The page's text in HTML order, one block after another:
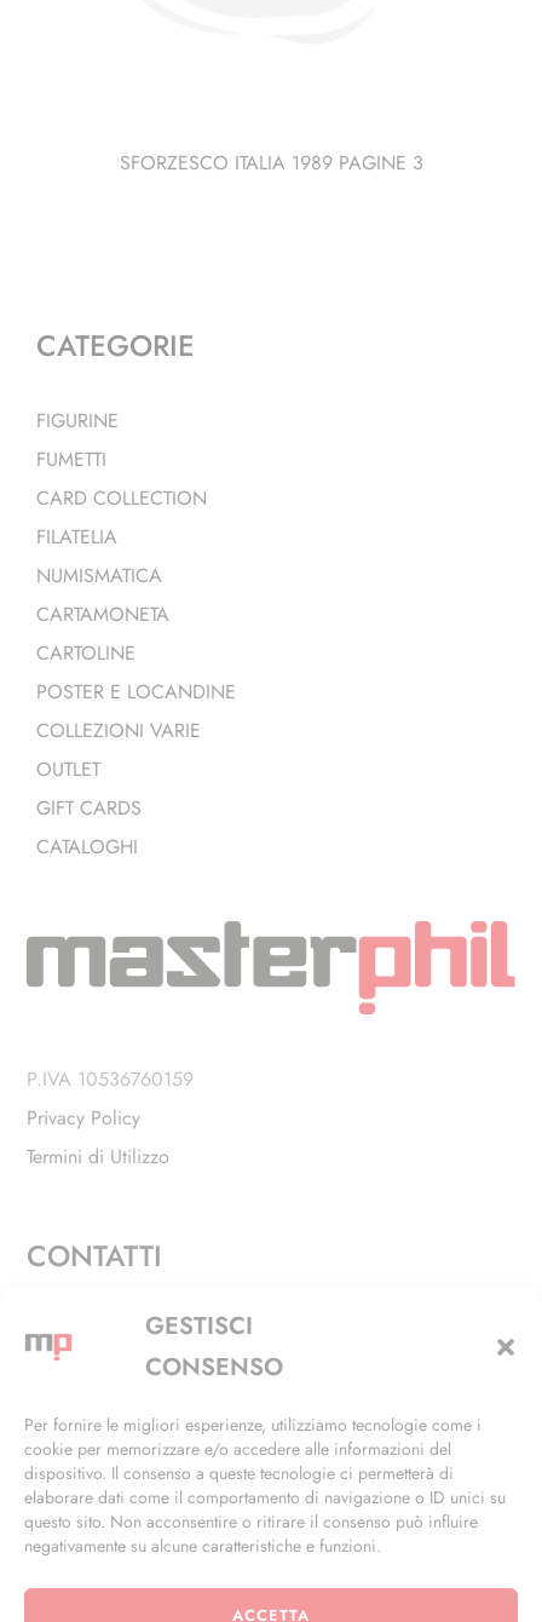
GESTISCI
CONSENSO
Per fornire le migliori esperienze, utilizziamo tecnologie come i
cookie per memorizzare e/o accedere alle informazioni del
dispositivo. Il consenso a queste tecnologie ci permetterà di
elaborare dati come il comportamento di navigazione o ID unici su
questo sito. Non acconsentire o ritirare il consenso può influire
negativamente su alcune caratteristiche e funzioni.
ACCETTA
SFORZESCO ITALIA 1989 PAGINE 3
CATEGORIE
FIGURINE
FUMETTI
CARD COLLECTION
FILATELIA
NUMISMATICA
CARTAMONETA
CARTOLINE
POSTER E LOCANDINE
COLLEZIONI VARIE
OUTLET
GIFT CARDS
CATALOGHI
P.IVA 10536760159
Privacy Policy
Termini di Utilizzo
CONTATTI
Via Alfieri, 27 - Trezzano Sul Naviglio (MI)
+39 02 4846 3155
info@masterphil.it